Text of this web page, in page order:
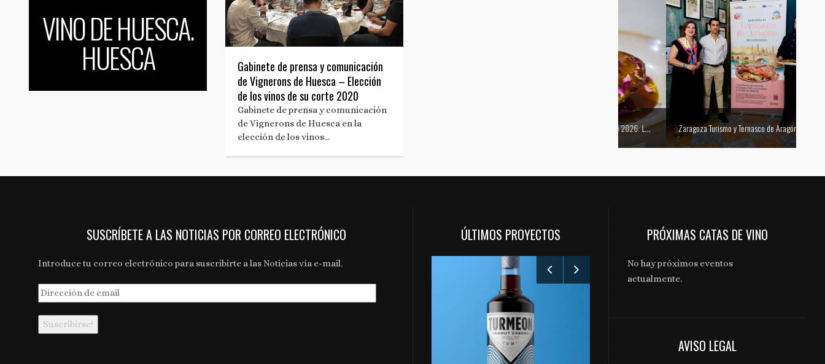
VINO DE HUESCA.
HUESCA
Gabinete de prensa y comunicación
de Vignerons de Huesca – Elección
de los vinos de su corte 2020
Gabinete de prensa y comunicación
de Vignerons de Huesca en la
elección de los vinos…
Zaragoza Turismo y Ternasco de Aragón se unen para promocionar la ciudad a través de su gastronomía
SUSCRÍBETE A LAS NOTICIAS POR CORREO ELECTRÓNICO
Introduce tu correo electrónico para suscribirte a las Noticias vía e-mail.
Dirección
de
email
ÚLTIMOS PROYECTOS
Gabinete de comunicación y prensa de Bodegas Aragonesas – Nuevo espacio Terroir – Garnacha
PRÓXIMAS CATAS DE VINO
No hay próximos eventos
actualmente.
AVISO LEGAL